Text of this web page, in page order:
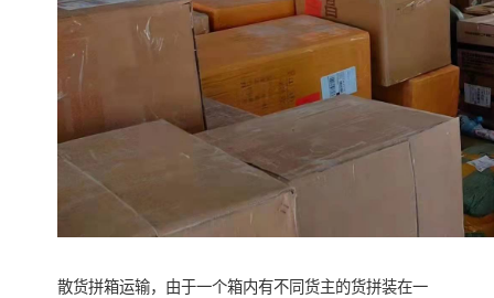
散货拼箱运输，由于一个箱内有不同货主的货拼装在一